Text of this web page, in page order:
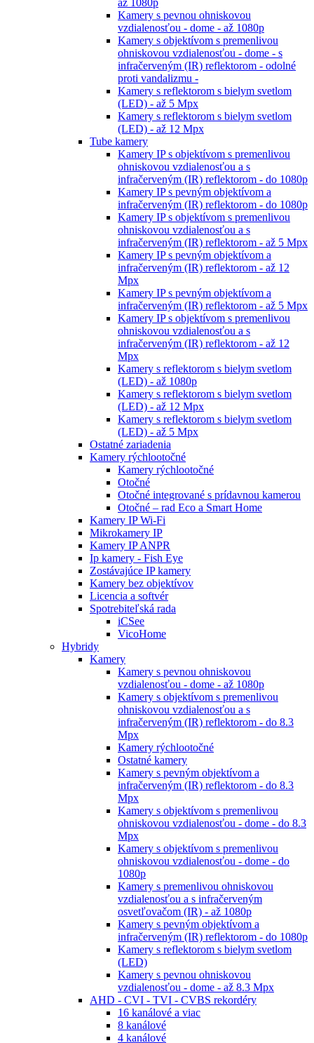
Kamery s pevnou ohniskovou
vzdialenosťou - dome - až 1080p
Kamery s objektívom s premenlivou
ohniskovou vzdialenosťou - dome - s
infračerveným (IR) reflektorom - odolné
proti vandalizmu -
Kamery s reflektorom s bielym svetlom
(LED) - až 5 Mpx
Kamery s reflektorom s bielym svetlom
(LED) - až 12 Mpx
Tube kamery
Kamery IP s objektívom s premenlivou
ohniskovou vzdialenosťou a s
infračerveným (IR) reflektorom - do 1080p
Kamery IP s pevným objektívom a
infračerveným (IR) reflektorom - do 1080p
Kamery IP s objektívom s premenlivou
ohniskovou vzdialenosťou a s
infračerveným (IR) reflektorom - až 5 Mpx
Kamery IP s pevným objektívom a
infračerveným (IR) reflektorom - až 12
Mpx
Kamery IP s pevným objektívom a
infračerveným (IR) reflektorom - až 5 Mpx
Kamery IP s objektívom s premenlivou
ohniskovou vzdialenosťou a s
infračerveným (IR) reflektorom - až 12
Mpx
Kamery s reflektorom s bielym svetlom
(LED) - až 1080p
Kamery s reflektorom s bielym svetlom
(LED) - až 12 Mpx
Kamery s reflektorom s bielym svetlom
(LED) - až 5 Mpx
Ostatné zariadenia
Kamery rýchlootočné
Kamery rýchlootočné
Otočné
Otočné integrované s prídavnou kamerou
Otočné – rad Eco a Smart Home
Kamery IP Wi-Fi
Mikrokamery IP
Kamery IP ANPR
Ip kamery - Fish Eye
Zostávajúce IP kamery
Kamery bez objektívov
Licencia a softvér
Spotrebiteľská rada
iCSee
VicoHome
Hybridy
Kamery
Kamery s pevnou ohniskovou
vzdialenosťou - dome - až 1080p
Kamery s objektívom s premenlivou
ohniskovou vzdialenosťou a s
infračerveným (IR) reflektorom - do 8.3
Mpx
Kamery rýchlootočné
Ostatné kamery
Kamery s pevným objektívom a
infračerveným (IR) reflektorom - do 8.3
Mpx
Kamery s objektívom s premenlivou
ohniskovou vzdialenosťou - dome - do 8.3
Mpx
Kamery s objektívom s premenlivou
ohniskovou vzdialenosťou - dome - do
1080p
Kamery s premenlivou ohniskovou
vzdialenosťou a s infračerveným
osvetľovačom (IR) - až 1080p
Kamery s pevným objektívom a
infračerveným (IR) reflektorom - do 1080p
Kamery s reflektorom s bielym svetlom
(LED)
Kamery s pevnou ohniskovou
vzdialenosťou - dome - až 8.3 Mpx
AHD - CVI - TVI - CVBS rekordéry
16 kanálové a viac
8 kanálové
4 kanálové